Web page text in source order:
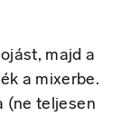
majd a
a mixerbe.
(ne teljesen